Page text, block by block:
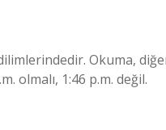
Okuma,
olmalı, 1:46 p.m. değil.